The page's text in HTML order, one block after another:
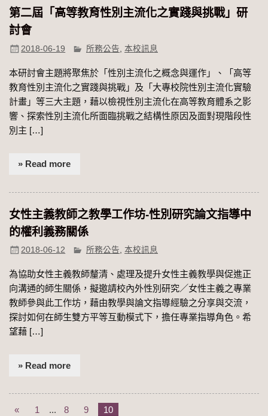
第二屆「高等教育性別主流化之實踐與挑戰」研
討會‏
2018-06-19 所務公告 ,本校訊息
本研討會主題將聚焦於「性別主流化之概念與運作」、「高等
教育性別主流化之實踐與挑戰」及「大專校院性別主流化實驗
計畫」等三大主題，藉以檢視性別主流化在高等教育體系之影
響、探索性別主流化所面臨挑戰之結構性原因及面對現階段性
別主 […]
» Read more
女性主義教師之教學工作坊-性別研究論文指導中
的權利義務關係
2018-06-12 所務公告,本校訊息
為協助女性主義教師釐清、處理及提升女性主義教學與促進正
向溝通的師生關係，擬邀請校內外性別研究／女性主義之專業
教師參與此工作坊，藉由教學與論文指導經驗之分享與交流，
探討如何在師生雙方平等互動模式下，擔任專業指導角色。希
望藉 […]
» Read more
« 1 ... 8 9 10